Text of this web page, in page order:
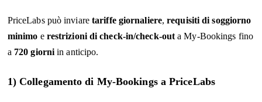
PriceLabs può inviare tariffe giornaliere,requisiti di soggiorno
minimo e restrizioni di check-in/check-out a My-Bookings fino
a 720 giorni in anticipo.
1) Collegamento di My-Bookings a PriceLabs